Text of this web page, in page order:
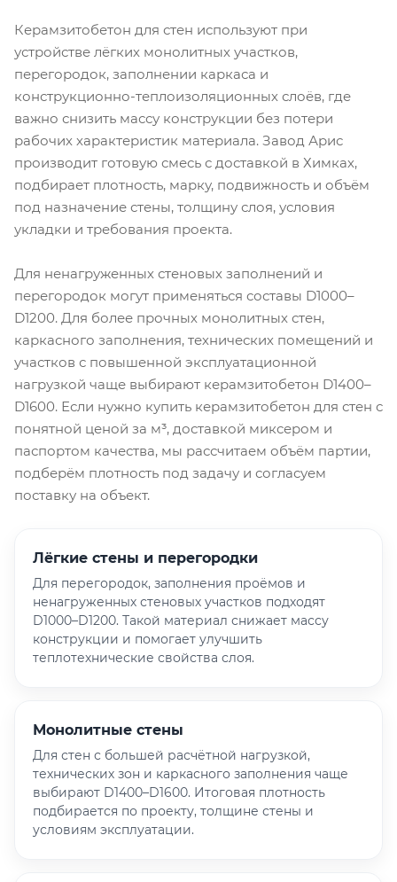
Керамзитобетон для стен используют при
устройстве лёгких монолитных участков,
перегородок, заполнении каркаса и
конструкционно-теплоизоляционных слоёв, где
важно снизить массу конструкции без потери
рабочих характеристик материала. Завод Арис
производит готовую смесь с доставкой в Химках,
подбирает плотность, марку, подвижность и объём
под назначение стены, толщину слоя, условия
укладки и требования проекта.
Для ненагруженных стеновых заполнений и
перегородок могут применяться составы D1000–
D1200. Для более прочных монолитных стен,
каркасного заполнения, технических помещений и
участков с повышенной эксплуатационной
нагрузкой чаще выбирают керамзитобетон D1400–
D1600. Если нужно купить керамзитобетон для стен с
понятной ценой за м³, доставкой миксером и
паспортом качества, мы рассчитаем объём партии,
подберём плотность под задачу и согласуем
поставку на объект.
Лёгкие стены и перегородки
Для перегородок, заполнения проёмов и
ненагруженных стеновых участков подходят
D1000–D1200. Такой материал снижает массу
конструкции и помогает улучшить
теплотехнические свойства слоя.
Монолитные стены
Для стен с большей расчётной нагрузкой,
технических зон и каркасного заполнения чаще
выбирают D1400–D1600. Итоговая плотность
подбирается по проекту, толщине стены и
условиям эксплуатации.